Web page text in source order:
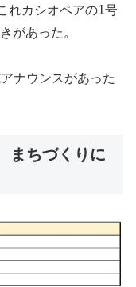
れカシオペアの1号
があった。
ナウンスがあった
まちづくりに